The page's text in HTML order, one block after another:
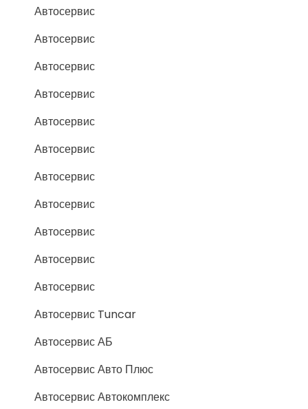
Автосервис
Автосервис
Автосервис
Автосервис
Автосервис
Автосервис
Автосервис
Автосервис
Автосервис
Автосервис
Автосервис
Автосервис Tuncar
Автосервис АБ
Автосервис Авто Плюс
Автосервис Автокомплекс